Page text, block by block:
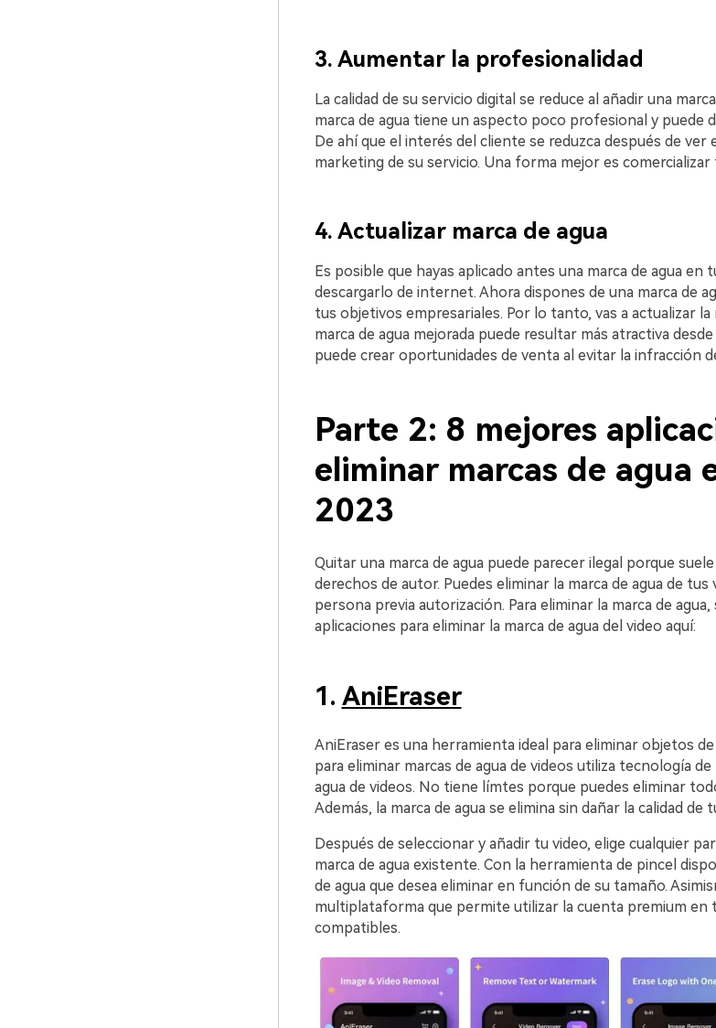
3. Aumentar la profesionalidad
La calidad de su servicio digital se reduce al añadir una
marca de agua tiene un aspecto poco profesional y puede
De ahí que el interés del cliente se reduzca después de ver
marketing de su servicio. Una forma mejor es comercializar
4. Actualizar marca de agua
Es posible que hayas aplicado antes una marca de agua en
descargarlo de internet. Ahora dispones de una marca de
tus objetivos empresariales. Por lo tanto, vas a actualizar la
marca de agua mejorada puede resultar más atractiva
puede crear oportunidades de venta al evitar la infracción
Parte 2: 8 mejores
eliminar marcas de agua
2023
Quitar una marca de agua puede parecer ilegal porque
derechos de autor. Puedes eliminar la marca de agua de
persona previa autorización. Para eliminar la marca de
aplicaciones para eliminar la marca de agua del video aquí:
1. AniEraser
AniEraser es una herramienta ideal para eliminar objetos
para eliminar marcas de agua de videos utiliza tecnología
agua de videos. No tiene límtes porque puedes eliminar
Además, la marca de agua se elimina sin dañar la calidad de
Después de seleccionar y añadir tu video, elige cualquier
marca de agua existente. Con la herramienta de pincel
de agua que desea eliminar en función de su tamaño.
multiplataforma que permite utilizar la cuenta premium en
compatibles.